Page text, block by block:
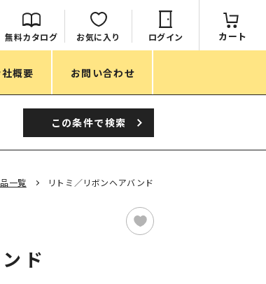
無料カタログ お気に入り ログイン カート
概要 お問い合わせ
シーン
この条件で検索
一覧 リトミ／リボンヘアバンド
ド